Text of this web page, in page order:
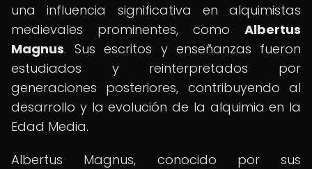
una influencia significativa en alquimistas
medievales prominentes, como Albertus
Magnus. Sus escritos y enseñanzas fueron
estudiados y reinterpretados por
generaciones posteriores, contribuyendo al
desarrollo y la evolución de la alquimia en la
Edad Media.
Albertus Magnus, conocido por sus